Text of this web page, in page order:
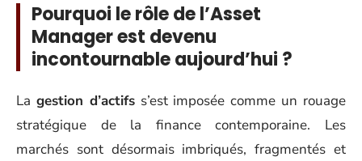
Pourquoi le rôle de l’Asset
Manager est devenu
incontournable aujourd’hui ?
La gestion d’actifss’est imposée comme un rouage
stratégique de la finance contemporaine. Les
marchés sont désormais imbriqués, fragmentés et